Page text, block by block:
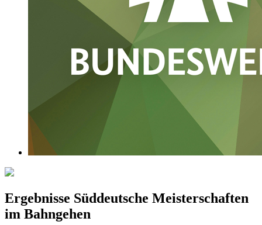
Ergebnisse Süddeutsche Meisterschaften
im Bahngehen